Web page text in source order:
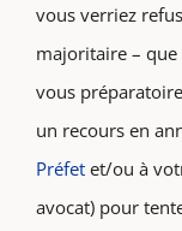
vous verriez
majoritaire –
vous
un recours en
Préfet et/ou à
avocat) pour